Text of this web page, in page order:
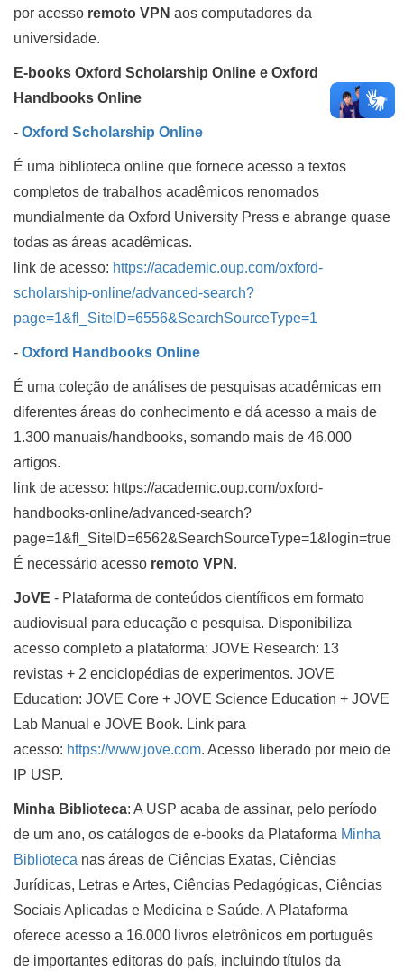
por acesso remoto VPN aos computadores da
universidade.
E-books Oxford Scholarship Online e Oxford
Handbooks Online
- Oxford Scholarship Online
É uma biblioteca online que fornece acesso a textos
completos de trabalhos acadêmicos renomados
mundialmente da Oxford University Press e abrange quase
todas as áreas acadêmicas.
link de acesso: https://academic.oup.com/oxford-
scholarship-online/advanced-search?
page=1&fl_SiteID=6556&SearchSourceType=1
- Oxford Handbooks Online
É uma coleção de análises de pesquisas acadêmicas em
diferentes áreas do conhecimento e dá acesso a mais de
1.300 manuais/handbooks, somando mais de 46.000
artigos.
link de acesso: https://academic.oup.com/oxford-
handbooks-online/advanced-search?
page=1&fl_SiteID=6562&SearchSourceType=1&login=true
É necessário acesso remoto VPN .
JoVE - Plataforma de conteúdos científicos em formato
audiovisual para educação e pesquisa. Disponibiliza
acesso completo a plataforma: JOVE Research: 13
revistas + 2 enciclopédias de experimentos. JOVE
Education: JOVE Core + JOVE Science Education + JOVE
Lab Manual e JOVE Book. Link para
acesso: https://www.jove.com. Acesso liberado por meio de
IP USP.
Minha Biblioteca: A USP acaba de assinar, pelo período
de um ano, os catálogos de e-books da Plataforma Minha
Biblioteca nas áreas de Ciências Exatas, Ciências
Jurídicas, Letras e Artes, Ciências Pedagógicas, Ciências
Sociais Aplicadas e Medicina e Saúde. A Plataforma
oferece acesso a 16.000 livros eletrônicos em português
de importantes editoras do país, incluindo títulos da